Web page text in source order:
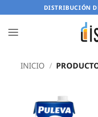
al
contenido
DISTRIBUCIÓN
INICIO /